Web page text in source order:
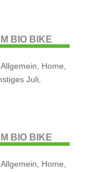
BIO BIKE
Allgemein Home
Juli,
BIO BIKE
Allgemein Home